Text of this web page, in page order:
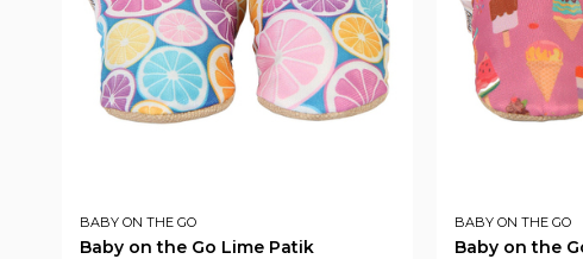
BABY ON THE GO
Baby on the Go Lime Patik
BABY ON THE GO
Baby on the